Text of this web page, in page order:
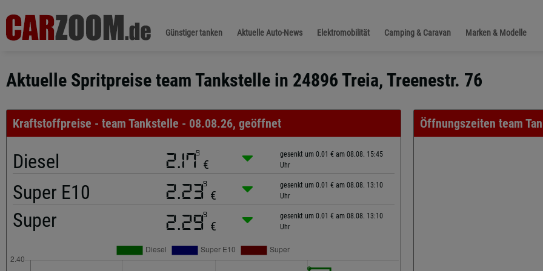
Günstiger tanken Aktuelle Auto-News Elektromobilität Camping & Caravan Marken & Modelle
Aktuelle Spritpreise team Tankstelle in 24896 Treia, Treenestr. 76
Kraftstoffpreise - team Tankstelle - 08.08.26, geöffnet
Diesel 2.179
€
gesenkt um 0.01 € am 08.08. 15:45
Uhr
Super E10 2.239
€
gesenkt um 0.01 € am 08.08. 13:10
Uhr
Super 2.299
€
gesenkt um 0.01 € am 08.08. 13:10
Uhr
Öffnungszeiten team